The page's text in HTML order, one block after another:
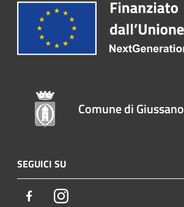
Comune di Giussano
SEGUICI SU
FacebookInstagram